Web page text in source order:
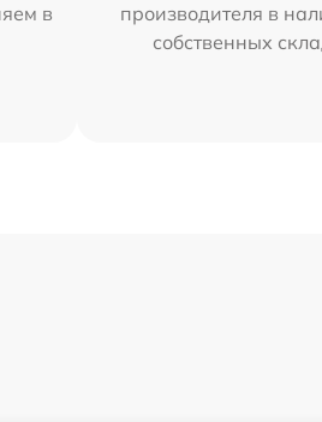
в
производителя в
собственных